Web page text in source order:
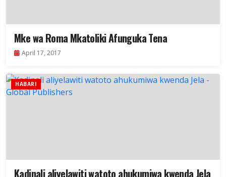
Mke wa Roma Mkatoliki Afunguka Tena
April 17, 2017
HABARI
Kadinali aliyelawiti watoto ahukumiwa kwenda Jela